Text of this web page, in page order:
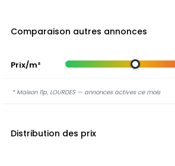
Comparaison autres annonces
Prix/m²
* Maison 11p, LOURDES — annonces actives ce mois
Distribution des prix